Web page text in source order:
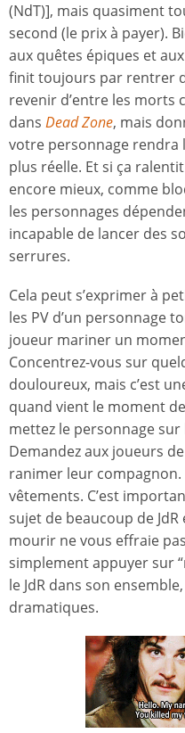
(NdT)], mais quasiment
second (le prix à payer).
aux quêtes épiques et
finit toujours par rentrer
revenir d’entre les morts
dans Dead Zone, mais
votre personnage
plus réelle. Et si ça
encore mieux, comme
les personnages
incapable de lancer des
serrures.
Cela peut s’exprimer à
les PV d’un personnage
joueur mariner un
Concentrez-vous sur
douloureux, mais c’est
quand vient le moment
mettez le personnage sur
Demandez aux joueurs
ranimer leur compagnon.
vêtements. C’est
sujet de beaucoup de
mourir ne vous effraie
simplement appuyer sur
le JdR dans son
dramatiques.